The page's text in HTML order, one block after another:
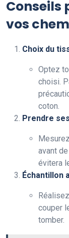
Conseils
vos
Choix du
Optez
choisi.
coton.
Prendre
avant de
évitera
Échantillon
couper
tomber.